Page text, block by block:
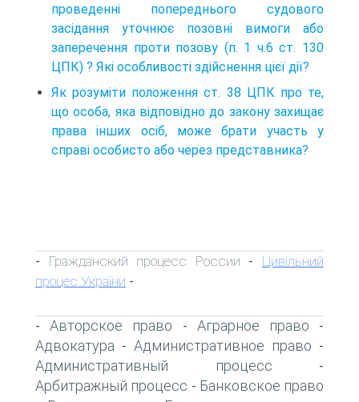
проведенні попереднього судового
засідання уточнює позовні вимоги або
заперечення проти позову (п. 1 ч.6 ст. 130
ЦПК) ? Які особливості здійснення цієї дії?
Як розуміти положення ст. 38 ЦПК про те,
що особа, яка відповідно до закону захищає
права інших осіб, може брати участь у
справі особисто або через представника?
- Гражданский процесс России - Цивільний
процес України -
-Авторское право - Аграрное право -
Адвокатура - Административное право -
Административный процесс -
Арбитражный процесс - Банковское право